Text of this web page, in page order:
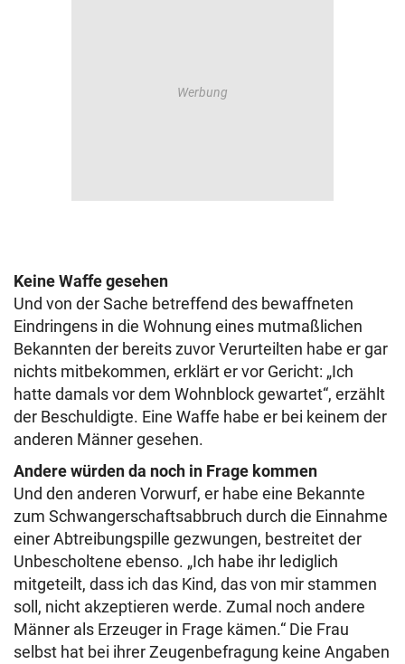
Keine Waffe gesehen
Und von der Sache betreffend des bewaffneten
Eindringens in die Wohnung eines mutmaßlichen
Bekannten der bereits zuvor Verurteilten habe er gar
nichts mitbekommen, erklärt er vor Gericht: „Ich
hatte damals vor dem Wohnblock gewartet“, erzählt
der Beschuldigte. Eine Waffe habe er bei keinem der
anderen Männer gesehen.
Andere würden da noch in Frage kommen
Und den anderen Vorwurf, er habe eine Bekannte
zum Schwangerschaftsabbruch durch die Einnahme
einer Abtreibungspille gezwungen, bestreitet der
Unbescholtene ebenso. „Ich habe ihr lediglich
mitgeteilt, dass ich das Kind, das von mir stammen
soll, nicht akzeptieren werde. Zumal noch andere
Männer als Erzeuger in Frage kämen.“ Die Frau
selbst hat bei ihrer Zeugenbefragung keine Angaben